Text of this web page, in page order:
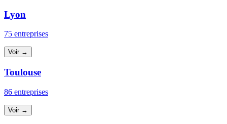
Lyon
75 entreprises
Voir →
Toulouse
86 entreprises
Voir →